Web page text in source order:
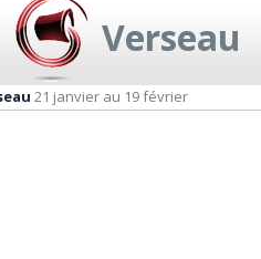
Verseau
21 janvier au 19 février